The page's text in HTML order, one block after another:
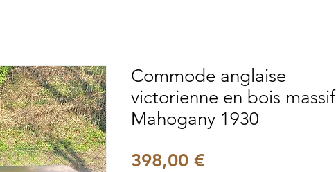
Commode anglaise
victorienne en bois massif
Mahogany 1930
398,00 €